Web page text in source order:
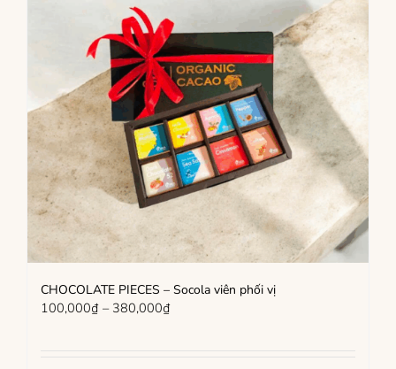
CHOCOLATE PIECES – Socola viên phối vị
100,000₫ – 380,000₫Khoảng
100,000₫